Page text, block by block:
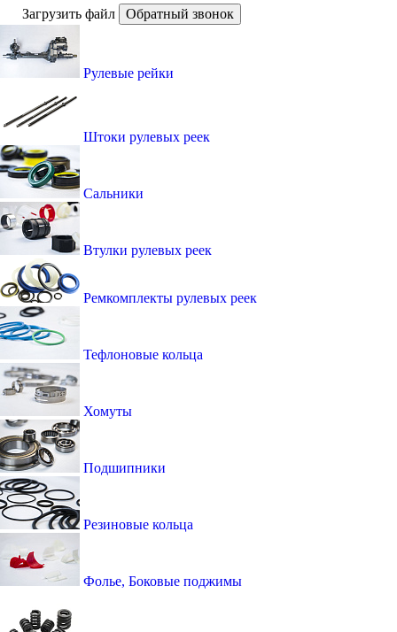
Загрузить файл
Обратный звонок
Рулевые рейки
Штоки рулевых реек
Сальники
Втулки рулевых реек
Ремкомплекты рулевых реек
Тефлоновые кольца
Хомуты
Подшипники
Резиновые кольца
Фолье, Боковые поджимы